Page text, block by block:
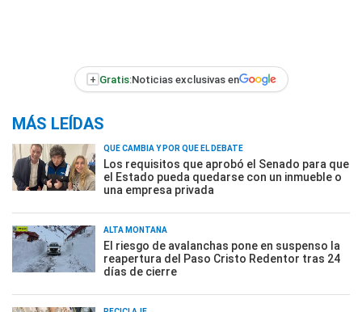
+ Gratis:Noticias exclusivas en
MÁS LEÍDAS
QUÉ CAMBIA Y POR QUÉ EL DEBATE
Los requisitos que aprobó el Senado para que
el Estado pueda quedarse con un inmueble o
una empresa privada
ALTA MONTAÑA
El riesgo de avalanchas pone en suspenso la
reapertura del Paso Cristo Redentor tras 24
días de cierre